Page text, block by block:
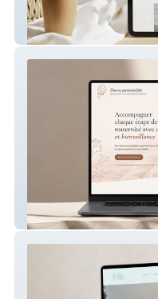
WYoga – Plateforme
ligne
Douce parentalité –